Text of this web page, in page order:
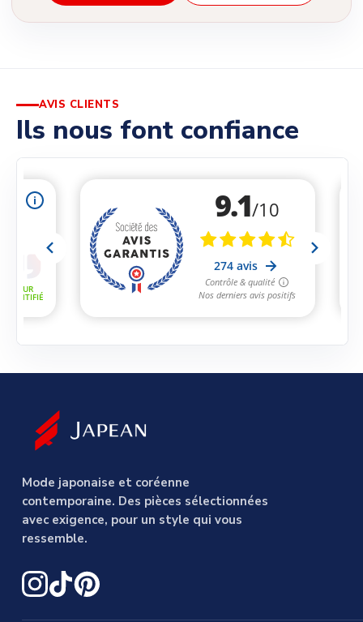
AVIS CLIENTS
Ils nous font confiance
Mode japonaise et coréenne
contemporaine. Des pièces sélectionnées
avec exigence, pour un style qui vous
ressemble.